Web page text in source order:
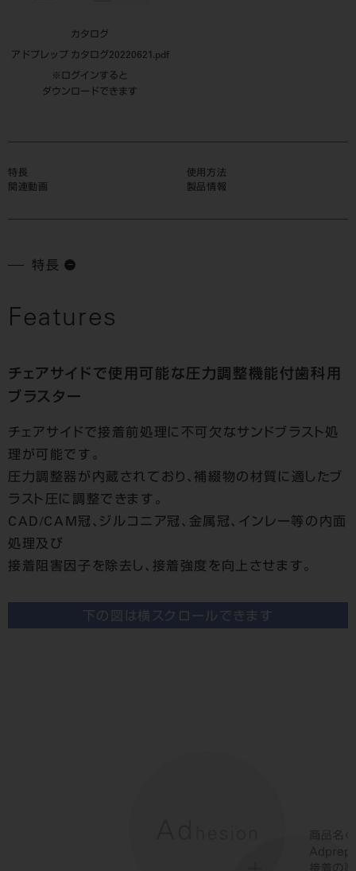
カタログ
アドプレップ カタログ20220621.pdf
※ログインすると
ダウンロードできます
特長
使用方法
関連動画
製品情報
特長
Features
チェアサイドで使用可能な圧力調整機能付歯科用
ブラスター
チェアサイドで接着前処理に不可欠なサンドブラスト処
理が可能です。
圧力調整器が内蔵されており、補綴物の材質に適したブ
ラスト圧に調整できます。
CAD/CAM冠、ジルコニア冠、金属冠、インレー等の内面
処理及び
接着阻害因子を除去し、接着強度を向上させます。
下の図は横スクロールできます